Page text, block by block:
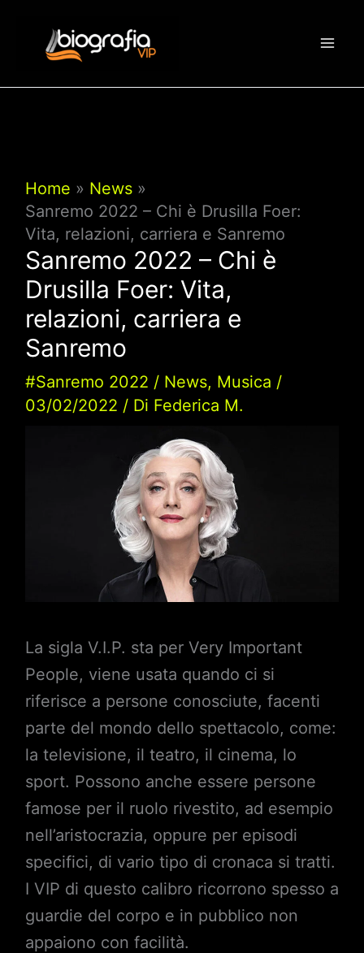
contenuto
Home
News
Sanremo 2022 – Chi è Drusilla Foer:
Vita, relazioni, carriera e Sanremo
Sanremo 2022 – Chi è
Drusilla Foer: Vita,
relazioni, carriera e
Sanremo
#Sanremo 2022 / News, Musica /
03/02/2022 / Di Federica M.
La sigla V.I.P. sta per Very Important
People, viene usata quando ci si
riferisce a persone conosciute, facenti
parte del mondo dello spettacolo, come:
la televisione, il teatro, il cinema, lo
sport. Possono anche essere persone
famose per il ruolo rivestito, ad esempio
nell’aristocrazia, oppure per episodi
specifici, di vario tipo di cronaca si tratti.
I VIP di questo calibro ricorrono spesso a
guardie del corpo e in pubblico non
appaiono con facilità.